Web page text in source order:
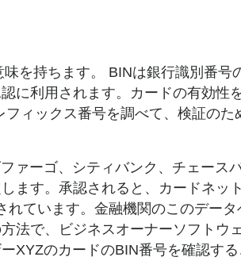
を持ちます。 BINは銀行識別番号
に利用されます。カードの有効性
ィックス番号を調べて、検証の
ァーゴ、シティバンク、チェース
す。承認されると、カードネッ
ています。金融機関のこのデー
法で、ビジネスオーナーソフトウ
XYZのカードのBIN番号を確認する